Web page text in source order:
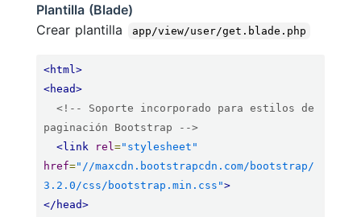
Plantilla (Blade)
Crear plantilla
app/view/user/get.blade.php
<html>
<head>
<!-- Soporte incorporado para estilos de
paginación Bootstrap -->
<link
rel="stylesheet"
href="//maxcdn.bootstrapcdn.com/bootstrap/
3.2.0/css/bootstrap.min.css">
</head>